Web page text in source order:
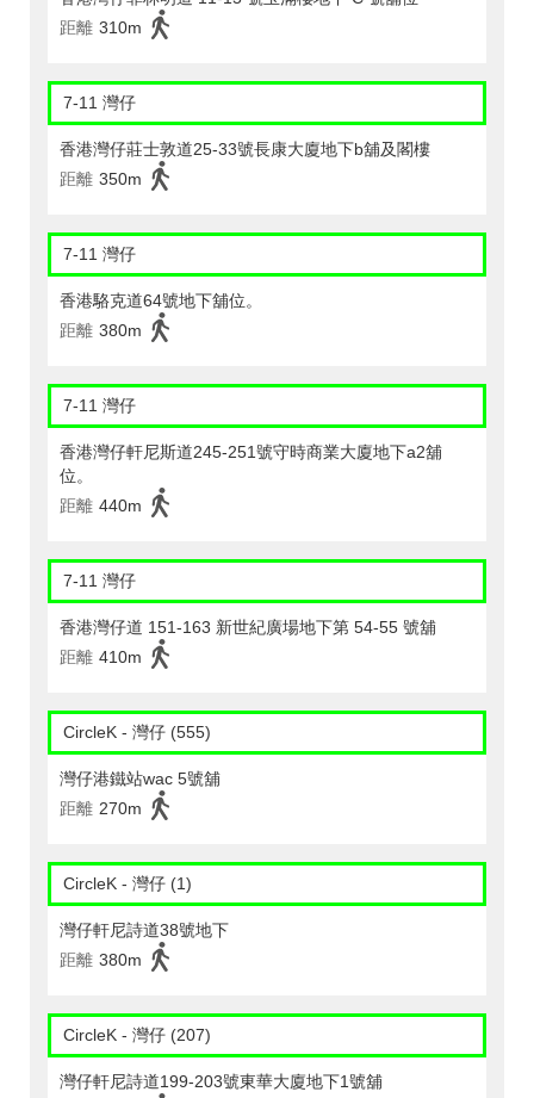
距離 310m
7-11 灣仔
香港灣仔莊士敦道25-33號長康大廈地下b舖及閣樓
距離 350m
7-11 灣仔
香港駱克道64號地下舖位。
距離 380m
7-11 灣仔
香港灣仔軒尼斯道245-251號守時商業大廈地下a2舖
位。
距離 440m
7-11 灣仔
香港灣仔道 151-163 新世紀廣場地下第 54-55 號舖
距離 410m
CircleK - 灣仔 (555)
灣仔港鐵站wac 5號舖
距離 270m
CircleK - 灣仔 (1)
灣仔軒尼詩道38號地下
距離 380m
CircleK - 灣仔 (207)
灣仔軒尼詩道199-203號東華大廈地下1號舖